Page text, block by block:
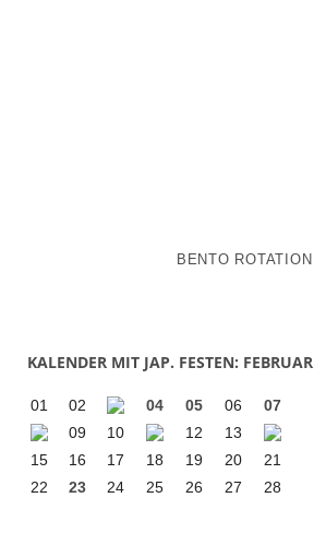
BENTO ROTATION
KALENDER MIT JAP. FESTEN: FEBRUAR
01 02 04 05 06
07
09
10 12
13
15
16 17 18 19 20
21
22
23 24 25 26 27 28